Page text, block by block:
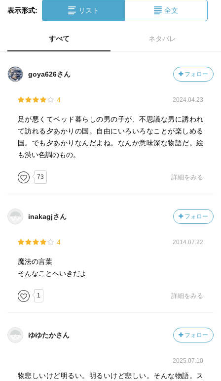
表示形式: リスト 全文
すべて ネタバレ
goya626さん フォロー
4 2024.04.23
足が悪くてベッド暮らしの男の子が、不思議な男に誘われ
て訪れる夕あかりの国。自由にいろいろなことが楽しめる
国。でも夕あかりなんだよね。なんか意味深な物語だ。絵
も渋い色調のもの。
73 詳細をみる
inakagjさん フォロー
4 2014.07.22
魔法の言葉
そんなことへいきだよ
1 詳細をみる
ゆゆたかさん フォロー
2025.07.10
物悲しいけど明るい。明るいけど悲しい。そんな物語。ス